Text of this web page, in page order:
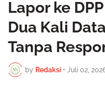
Lapor ke
Dua Kali
Tanpa
by Redaksi • Juli 02,